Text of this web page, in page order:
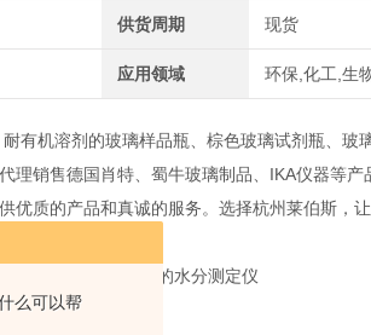
么可以帮
供货周期 现货
应用领域 环保,化工,生
有机溶剂的玻璃样品瓶、棕色玻璃试剂瓶、玻
理销售德国肖特、蜀牛玻璃制品、IKA仪器等
质的产品和真诚的服务。选择杭州莱伯斯，让
无锡科达仪器等生产的水分测定仪